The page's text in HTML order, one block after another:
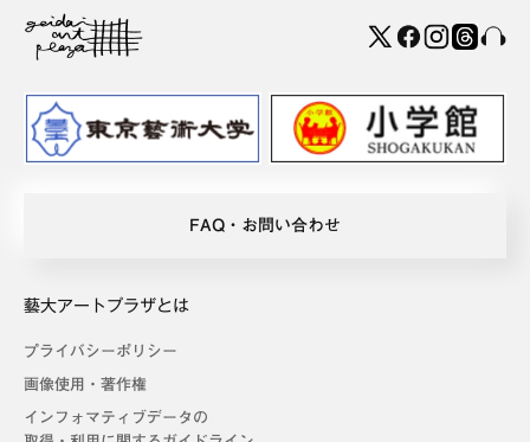
FAQ・お問い合わせ
藝大アートプラザとは
プライバシーポリシー
画像使用・著作権
インフォマティブデータの